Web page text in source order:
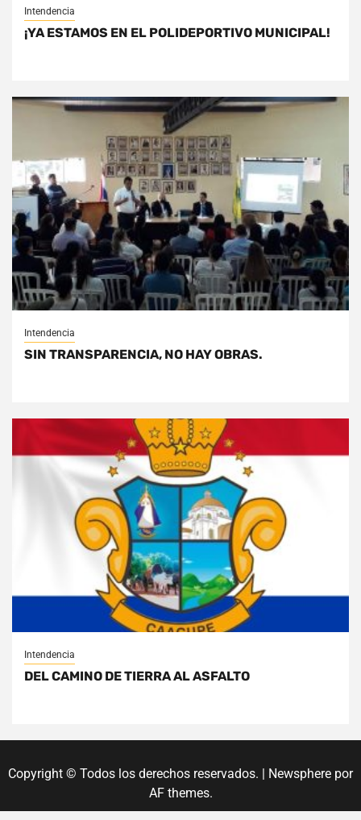
Intendencia
¡YA ESTAMOS EN EL POLIDEPORTIVO MUNICIPAL!
Intendencia
SIN TRANSPARENCIA, NO HAY OBRAS.
Intendencia
DEL CAMINO DE TIERRA AL ASFALTO
Copyright © Todos los derechos reservados. | Newsphere por
AF themes.